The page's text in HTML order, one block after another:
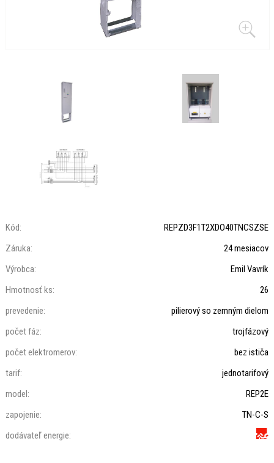
Kód:
REPZD3F1T2XDO40TNCSZSE
Záruka:
24 mesiacov
Výrobca:
Emil Vavrík
Hmotnosť ks:
26
prevedenie:
pilierový so zemným dielom
počet fáz:
trojfázový
počet elektromerov:
bez ističa
tarif:
jednotarifový
model:
REP2E
zapojenie:
TN-C-S
dodávateľ energie: